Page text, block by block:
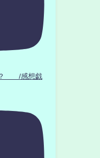
？ /感想戯